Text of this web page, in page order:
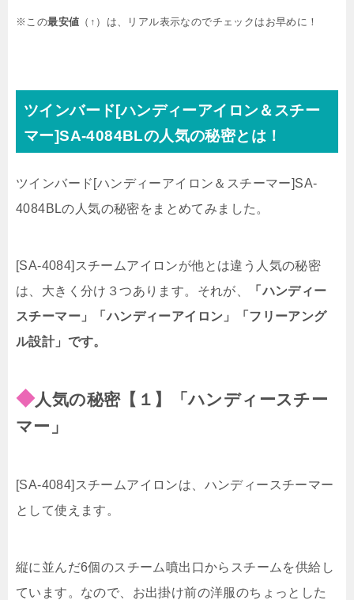
※この最安値 （↑）は、 リアル表示なのでチェックはお早めに！
ツインバード[ハンディーアイロン＆スチー
マー]SA-4084BLの人気の秘密とは！
ツインバード[ハンディーアイロン＆スチーマー]SA-
4084BLの人気の秘密をまとめてみました。
[SA-4084]スチームアイロンが他とは違う人気の秘密
は、大きく分け３つあります。 それが、
「ハンディー
スチーマー」「ハンディーアイロン」「フリーアング
ル設計」です。
◆人気の秘密【１】「ハンディースチー
マー」
[SA-4084]スチームアイロンは、ハンディースチーマー
として使えます。
縦に並んだ6個のスチーム噴出口からスチームを供給し
ています。なので、お出掛け前の洋服のちょっとした